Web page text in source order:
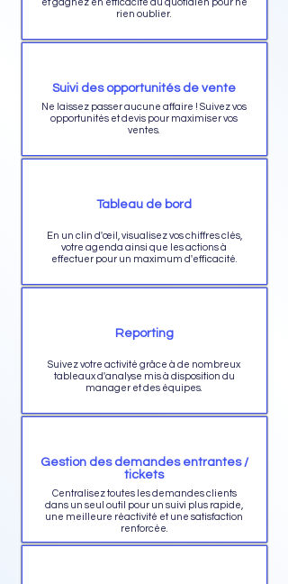
et gagnez en efficacité au quotidien pour ne
rien oublier.
Suivi des opportunités de vente
Ne laissez passer aucune affaire ! Suivez vos
opportunités et devis pour maximiser vos
ventes.
Tableau de bord
En un clin d'œil, visualisez vos chiffres clés,
votre agenda ainsi que les actions à
effectuer pour un maximum d'efficacité.
Reporting
Suivez votre activité grâce à de nombreux
tableaux d'analyse mis à disposition du
manager et des équipes.
Gestion des demandes entrantes /
tickets
Centralisez toutes les demandes clients
dans un seul outil pour un suivi plus rapide,
une meilleure réactivité et une satisfaction
renforcée.